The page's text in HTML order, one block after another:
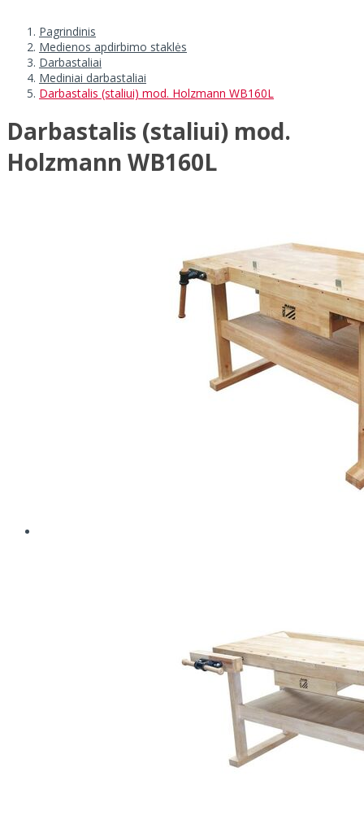
Pagrindinis
Medienos apdirbimo staklės
Darbastaliai
Mediniai darbastaliai
Darbastalis (staliui) mod. Holzmann WB160L
Darbastalis (staliui) mod.
Holzmann WB160L